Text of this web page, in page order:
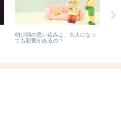
幼少期の思い込みは、大人になっ
ても影響があるの？